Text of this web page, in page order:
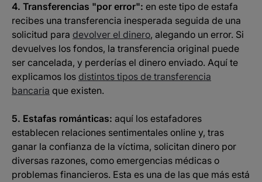
4. Transferencias "por error": en este tipo de estafa
recibes una transferencia inesperada seguida de una
solicitud para devolver el dinero, alegando un error. Si
devuelves los fondos, la transferencia original puede
ser cancelada, y perderías el dinero enviado. Aquí te
explicamos los distintos tipos de transferencia
bancaria que existen.
5. Estafas románticas: aquí los estafadores
establecen relaciones sentimentales online y, tras
ganar la confianza de la víctima, solicitan dinero por
diversas razones, como emergencias médicas o
problemas financieros. Esta es una de las que más está